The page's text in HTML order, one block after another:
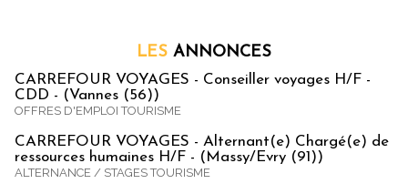
LES ANNONCES
CARREFOUR VOYAGES - Conseiller voyages H/F -
CDD - (Vannes (56))
OFFRES D'EMPLOI TOURISME
CARREFOUR VOYAGES - Alternant(e) Chargé(e) de
ressources humaines H/F - (Massy/Evry (91))
ALTERNANCE / STAGES TOURISME